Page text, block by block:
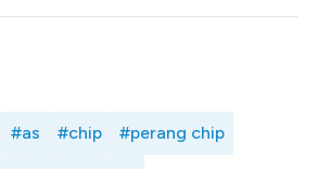
#as #chip #perang chip